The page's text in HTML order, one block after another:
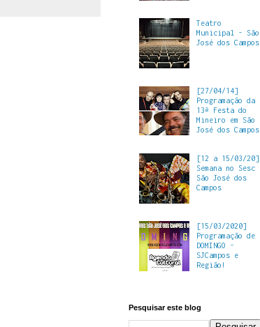
Teatro
Municipal - São
José dos Campos
[27/04/14]
Programação da
13ª Festa do
Mineiro em São
José dos Campos
[12 a 15/03/20]
Semana no Sesc
São José dos
Campos
[15/03/2020]
Programação de
DOMINGO -
SJCampos e
Região!
Pesquisar este blog